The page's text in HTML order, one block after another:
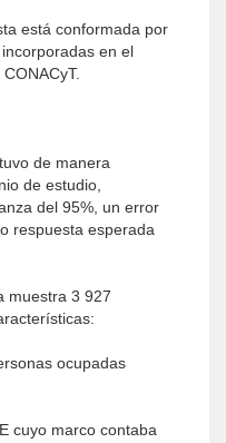
está conformada por
en el
de manera
de estudio,
del 95%, un error
respuesta esperada
muestra 3 927
ocupadas
cuyo marco contaba